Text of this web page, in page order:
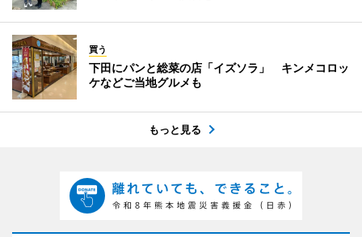
買う
下田にパンと総菜の店「イズソラ」 キンメコロッ
ケなどご当地グルメも
もっと見る